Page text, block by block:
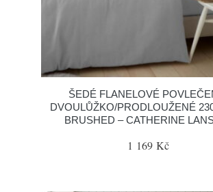
ŠEDÉ FLANELOVÉ
DVOULŮŽKO/PRODLOUŽENÉ
BRUSHED – CATHERINE
1 169 Kč